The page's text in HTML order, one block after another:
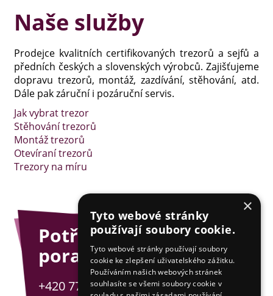
Naše služby
Prodejce kvalitních certifikovaných trezorů a sejfů a
předních českých a slovenských výrobců. Zajišťujeme
dopravu trezorů, montáž, zazdívání, stěhování, atd.
Dále pak záruční i pozáruční servis.
Jak vybrat trezor
Stěhování trezorů
Montáž trezorů
Otevíraní trezorů
Trezory na míru
Potřebujete
poradit?
+420 775 201 001
×
Tyto webové stránky
používají soubory cookie.
Tyto webové stránky používají soubory
cookie ke zlepšení uživatelského zážitku.
Používáním našich webových stránek
souhlasíte se všemi soubory cookie v